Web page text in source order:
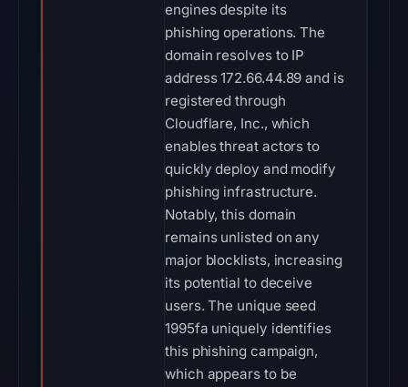
engines despite its
phishing operations. The
domain resolves to IP
address 172.66.44.89 and is
registered through
Cloudflare, Inc., which
enables threat actors to
quickly deploy and modify
phishing infrastructure.
Notably, this domain
remains unlisted on any
major blocklists, increasing
its potential to deceive
users. The unique seed
1995fa uniquely identifies
this phishing campaign,
which appears to be